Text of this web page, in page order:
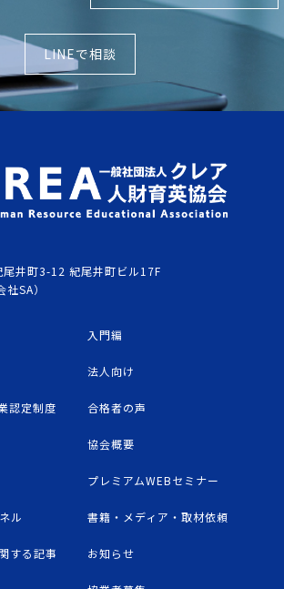
LINEで相談
尾井町3-12 紀尾井町ビル17F
SA）
入門編
法人向け
認定制度 合格者の声
協会概要
プレミアムWEBセミナー
ル 書籍・メディア・取材依頼
する記事 お知らせ